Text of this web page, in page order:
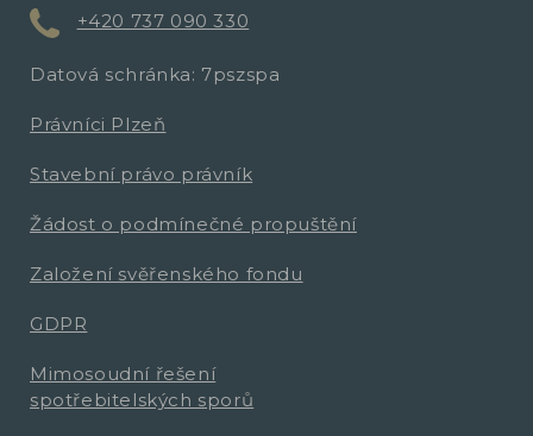
+420 737 090 330
Datová schránka: 7pszspa
Právníci Plzeň
Stavební právo právník
Žádost o podmínečné propuštění
Založení svěřenského fondu
GDPR
Mimosoudní řešení
spotřebitelských sporů